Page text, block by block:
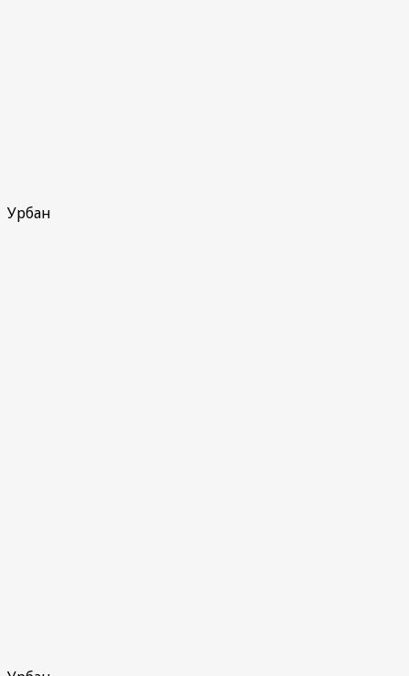
Урбан